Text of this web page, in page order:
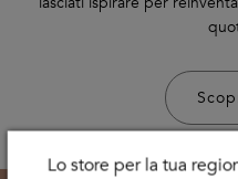
Lo store per la tua